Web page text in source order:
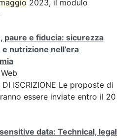
2023, il modulo
paure e fiducia: sicurezza
nutrizione nell’era
DI ISCRIZIONE Le proposte di
essere inviate entro il 20
data: Technical, legal